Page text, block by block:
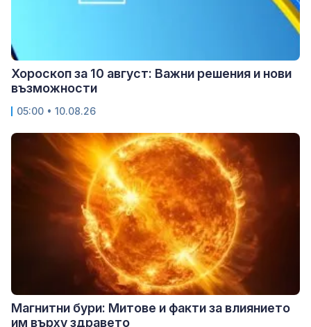
Хороскоп за 10 август: Важни решения и нови
възможности
05:00 • 10.08.26
Магнитни бури: Митове и факти за влиянието
им върху здравето